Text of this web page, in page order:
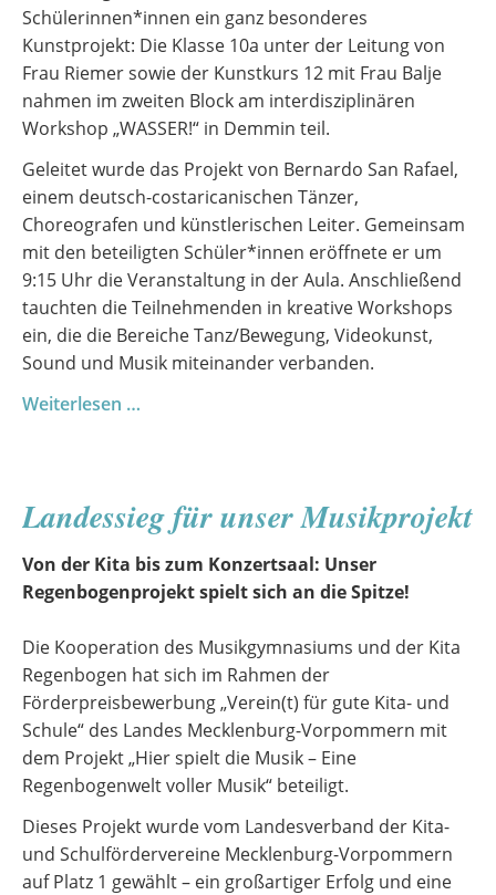
Schülerinnen*innen ein ganz besonderes
Kunstprojekt: Die Klasse 10a unter der Leitung von
Frau Riemer sowie der Kunstkurs 12 mit Frau Balje
nahmen im zweiten Block am interdisziplinären
Workshop „WASSER!“ in Demmin teil.
Geleitet wurde das Projekt von Bernardo San Rafael,
einem deutsch-costaricanischen Tänzer,
Choreografen und künstlerischen Leiter. Gemeinsam
mit den beteiligten Schüler*innen eröffnete er um
9:15 Uhr die Veranstaltung in der Aula. Anschließend
tauchten die Teilnehmenden in kreative Workshops
ein, die die Bereiche Tanz/Bewegung, Videokunst,
Sound und Musik miteinander verbanden.
Weiterlesen …
in
Bewegung
gerät
Landessieg für unser Musikprojekt
Von der Kita bis zum Konzertsaal: Unser
Regenbogenprojekt spielt sich an die Spitze!
Die Kooperation des Musikgymnasiums und der Kita
Regenbogen hat sich im Rahmen der
Förderpreisbewerbung „Verein(t) für gute Kita- und
Schule“ des Landes Mecklenburg-Vorpommern mit
dem Projekt „Hier spielt die Musik – Eine
Regenbogenwelt voller Musik“ beteiligt.
Dieses Projekt wurde vom Landesverband der Kita-
und Schulfördervereine Mecklenburg-Vorpommern
auf Platz 1 gewählt – ein großartiger Erfolg und eine